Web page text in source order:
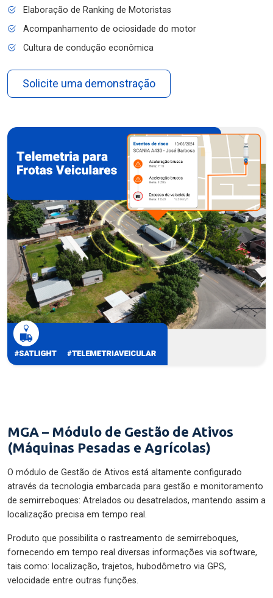
Elaboração de Ranking de Motoristas
Acompanhamento de ociosidade do motor
Cultura de condução econômica
Solicite uma demonstração
MGA – Módulo de Gestão de Ativos
(Máquinas Pesadas e Agrícolas)
O módulo de Gestão de Ativos está altamente configurado
através da tecnologia embarcada para gestão e monitoramento
de semirreboques: Atrelados ou desatrelados, mantendo assim a
localização precisa em tempo real.
Produto que possibilita o rastreamento de semirreboques,
fornecendo em tempo real diversas informações via software,
tais como: localização, trajetos, hubodômetro via GPS,
velocidade entre outras funções.